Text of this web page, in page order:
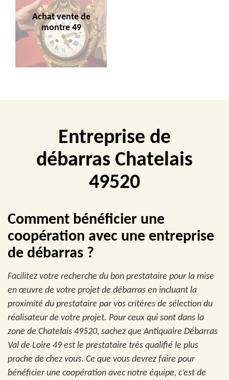
Achat vente de
montre 49
Entreprise de
débarras Chatelais
49520
Comment bénéficier une
coopération avec une entreprise
de débarras ?
Facilitez votre recherche du bon prestataire pour la mise
en œuvre de votre projet de débarras en incluant la
proximité du prestataire par vos critères de sélection du
réalisateur de votre projet. Pour ceux qui sont dans la
zone de Chatelais 49520, sachez que Antiquaire Débarras
Val de Loire 49 est le prestataire très qualifié le plus
proche de chez vous. Ce que vous devrez faire pour
bénéficier une coopération avec notre équipe, c’est de